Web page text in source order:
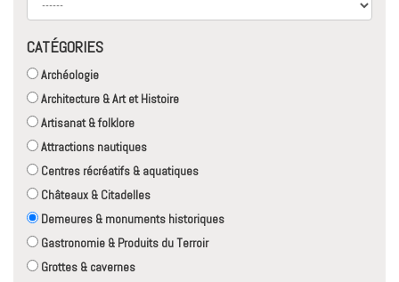
CATÉGORIES
Archéologie
Architecture & Art et Histoire
Artisanat & folklore
Attractions nautiques
Centres récréatifs & aquatiques
Châteaux & Citadelles
Demeures & monuments historiques
Gastronomie & Produits du Terroir
Grottes & cavernes